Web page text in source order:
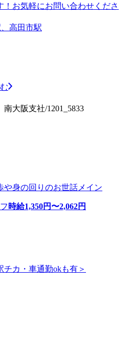
！お気軽にお問い合わせくださ
高田市駅
大阪支社/1201_5833
や身の回りのお世話メイン
時給1,350円〜2,062円
カ・車通勤okも有＞